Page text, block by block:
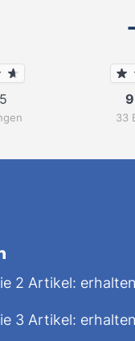
33
2 Artikel:
3 Artikel: